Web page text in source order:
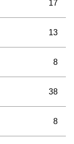
17
13
8
38
8